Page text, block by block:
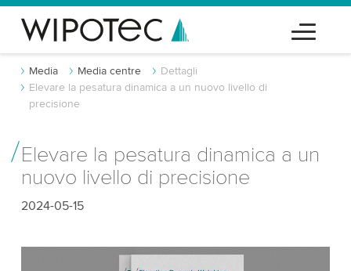
Media Media centre
Dettagli
Elevare la pesatura dinamica a un nuovo livello di
precisione
Elevare la pesatura dinamica a un
nuovo livello di precisione
2024-05-15